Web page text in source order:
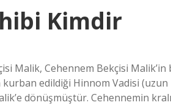
Kimdir
Malik, Cehennem Bekçisi Malik’in
edildiği Hinnom Vadisi (uzun
dönüşmüştür. Cehennemin